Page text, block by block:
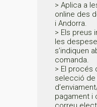
> Aplica a
online des
i Andorra.
> Els preus
les
s’indiquen
comanda.
> El procés
selecció
pagament i